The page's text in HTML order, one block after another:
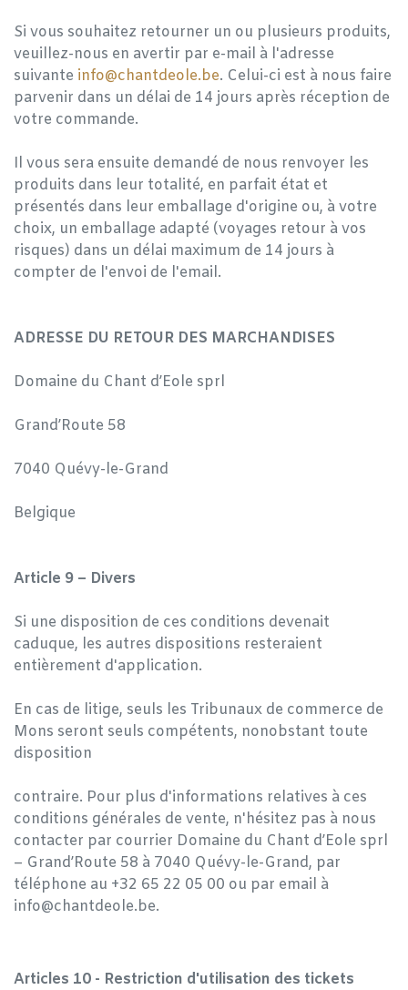
Si vous souhaitez retourner un ou plusieurs produits,
veuillez-nous en avertir par e-mail à l'adresse
suivante info@chantdeole.be. Celui-ci est à nous faire
parvenir dans un délai de 14 jours après réception de
votre commande.
Il vous sera ensuite demandé de nous renvoyer les
produits dans leur totalité, en parfait état et
présentés dans leur emballage d'origine ou, à votre
choix, un emballage adapté (voyages retour à vos
risques) dans un délai maximum de 14 jours à
compter de l'envoi de l'email.
ADRESSE DU RETOUR DES MARCHANDISES
Domaine du Chant d’Eole sprl
Grand’Route 58
7040 Quévy-le-Grand
Belgique
Article 9 – Divers
Si une disposition de ces conditions devenait
caduque, les autres dispositions resteraient
entièrement d'application.
En cas de litige, seuls les Tribunaux de commerce de
Mons seront seuls compétents, nonobstant toute
disposition
contraire. Pour plus d'informations relatives à ces
conditions générales de vente, n'hésitez pas à nous
contacter par courrier Domaine du Chant d’Eole sprl
– Grand’Route 58 à 7040 Quévy-le-Grand, par
téléphone au +32 65 22 05 00 ou par email à
info@chantdeole.be.
Articles 10 - Restriction d'utilisation des tickets